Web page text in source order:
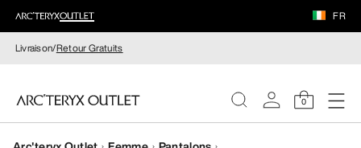
FR
Livraison/Retour Gratuits
0